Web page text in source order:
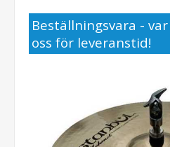
Beställningsvara -
oss för leveranstid!